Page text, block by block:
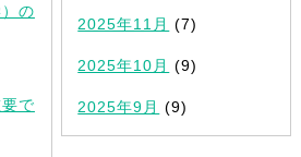
の
で
2025年11月 (7)
2025年10月 (9)
2025年9月 (9)